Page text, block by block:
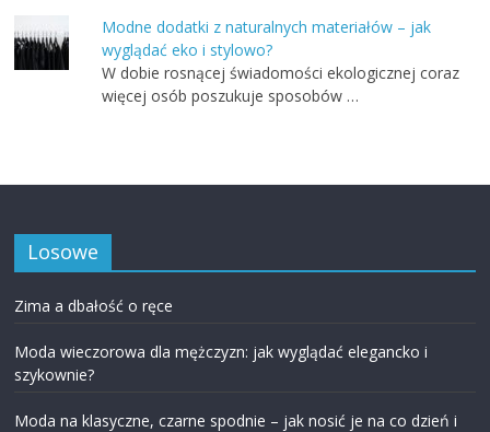
Modne dodatki z naturalnych materiałów – jak
wyglądać eko i stylowo?
W dobie rosnącej świadomości ekologicznej coraz
więcej osób poszukuje sposobów …
Losowe
Zima a dbałość o ręce
Moda wieczorowa dla mężczyzn: jak wyglądać elegancko i
szykownie?
Moda na klasyczne, czarne spodnie – jak nosić je na co dzień i